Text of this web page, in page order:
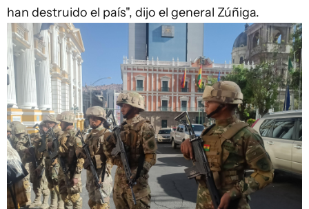
han destruido el país", dijo el general Zúñiga.